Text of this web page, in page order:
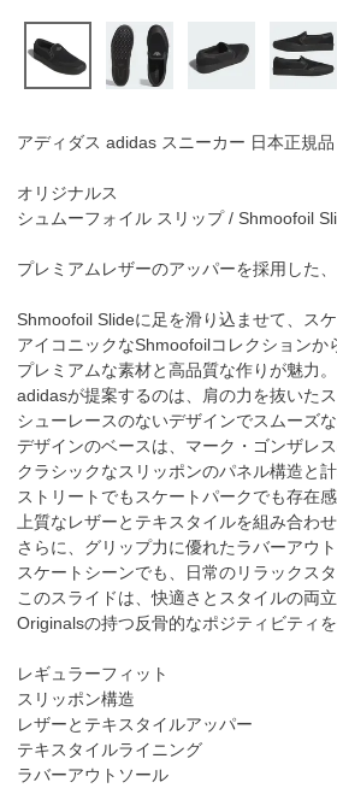
アディダス adidas スニーカー 日本正規品
オリジナルス
シュムーフォイル スリップ / Shmoofoil
プレミアムレザーのアッパーを採用した
Shmoofoil Slideに足を滑り込ませて、ス
アイコニックなShmoofoilコレクションか
プレミアムな素材と高品質な作りが魅力。
adidasが提案するのは、肩の力を抜いた
シューレースのないデザインでスムーズな
デザインのベースは、マーク・ゴンザレ
クラシックなスリッポンのパネル構造と
ストリートでもスケートパークでも存在
上質なレザーとテキスタイルを組み合わ
さらに、グリップ力に優れたラバーアウ
スケートシーンでも、日常のリラックス
このスライドは、快適さとスタイルの両立
Originalsの持つ反骨的なポジティビティ
レギュラーフィット
スリッポン構造
レザーとテキスタイルアッパー
テキスタイルライニング
ラバーアウトソール